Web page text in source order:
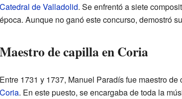
Catedral de Valladolid. Se enfrentó a siete
época. Aunque no ganó este concurso, demostró
Maestro de capilla en Coria
Entre 1731 y 1737, Manuel Paradís fue maestro de
Coria. En este puesto, se encargaba de toda la